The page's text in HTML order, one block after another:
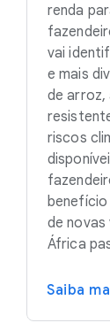
renda
vai
e mais
de arroz,
riscos
de novas
África
Saiba